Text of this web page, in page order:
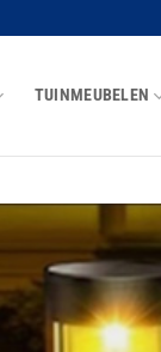
TUINMEUBELEN